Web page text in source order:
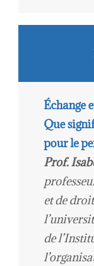
Échange
Que
pour le
Prof.
et de
de